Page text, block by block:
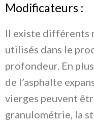
Modificateurs :
Il existe différents
utilisés dans le
profondeur. En
de l’asphalte
vierges peuvent
granulométrie, la